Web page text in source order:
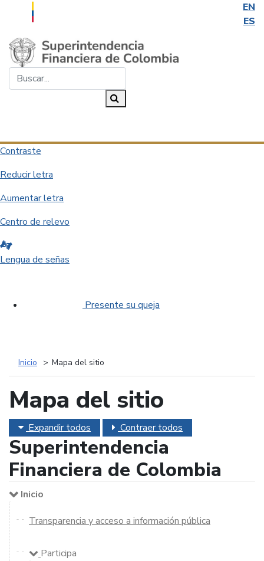
EN
ES
Saltar al contenido principal
Contraste
Reducir letra
Aumentar letra
Centro de relevo
Lengua de señas
Presente su queja
Inicio Mapa del sitio
Mapa del sitio
Expandir todos Contraer todos
Superintendencia
Financiera de Colombia
Inicio
Transparencia y acceso a información pública
Participa